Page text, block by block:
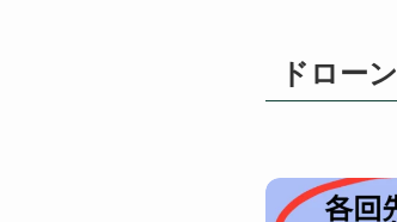
ドローン